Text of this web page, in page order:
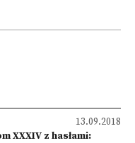
13.09.2018
XXXIV z hasłami: